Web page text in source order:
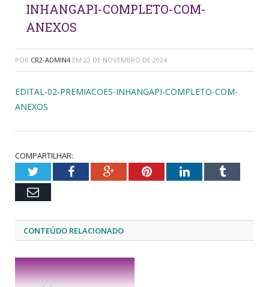
INHANGAPI-COMPLETO-COM-
ANEXOS
POR CR2-ADMIN4 EM 22 DE NOVEMBRO DE 2024
EDITAL-02-PREMIACOES-INHANGAPI-COMPLETO-COM-
ANEXOS
COMPARTILHAR:
TwitterFacebookGoogle+PinterestLinkedInTumblr
Email
CONTEÚDO RELACIONADO